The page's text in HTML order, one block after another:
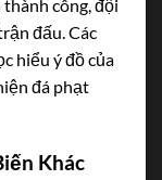
công, đội
đấu. Các
hiểu ý đồ của
đá phạt
Khác